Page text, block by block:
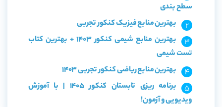
سطح بندی
بهترین منابع فیزیک کنکور تجربی
بهترین منابع شیمی کنکور 1403 + بهترین کتاب
تست شیمی
بهترین منابع ریاضی کنکور تجربی 1403
برنامه ریزی تابستان کنکور 1405 | با آموزش
ویدیویی و آزمون!